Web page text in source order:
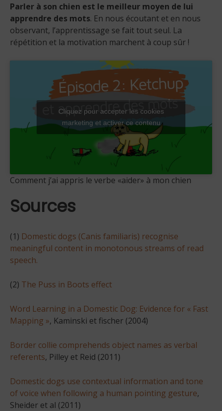
Parler à son chien est le meilleur moyen de lui
apprendre des mots. En nous écoutant et en nous
observant, l’apprentissage se fait tout seul. La
répétition et la motivation marchent à coup sûr !
Cliquez pour accepter les cookies
marketing et activer ce contenu
Comment j’ai appris le verbe «aider» à mon chien
Sources
(1) Domestic dogs (Canis familiaris) recognise
meaningful content in monotonous streams of read
speech.
(2) The Puss in Boots effect
Word Learning in a Domestic Dog: Evidence for « Fast
Mapping », Kaminski et fischer (2004)
Border collie comprehends object names as verbal
referents, Pilley et Reid (2011)
Domestic dogs use contextual information and tone
of voice when following a human pointing gesture,
Sheider et al (2011)